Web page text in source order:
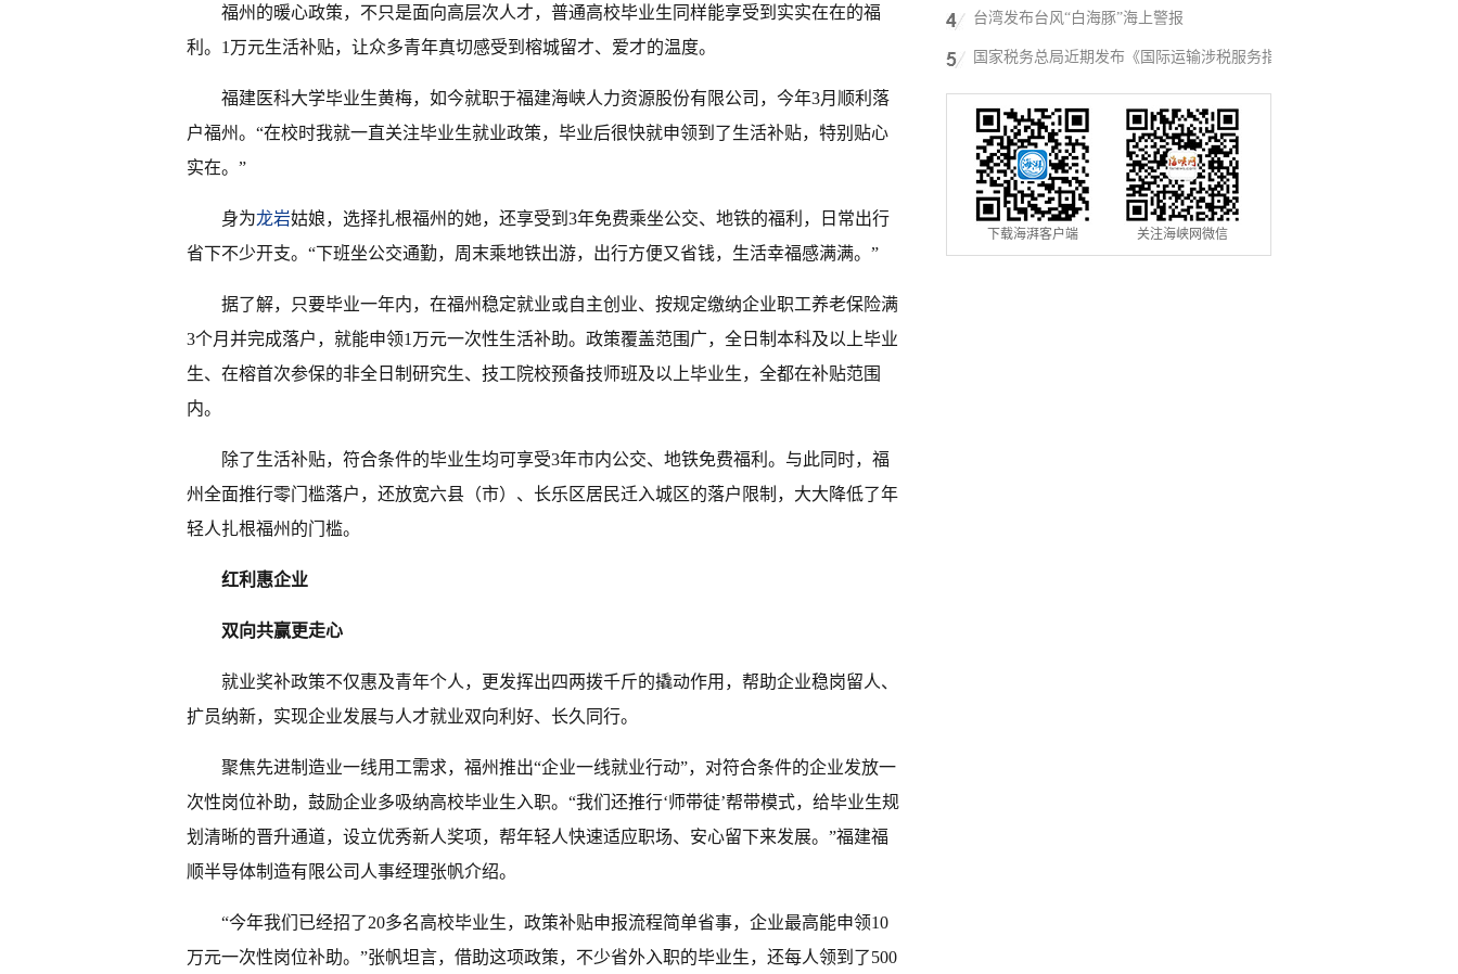
福州的暖心政策，不只是面向高层次人才，普通高校毕业生同样能享受到实实在在的福
利。1万元生活补贴，让众多青年真切感受到榕城留才、爱才的温度。
福建医科大学毕业生黄梅，如今就职于福建海峡人力资源股份有限公司，今年3月顺利落
户福州。“在校时我就一直关注毕业生就业政策，毕业后很快就申领到了生活补贴，特别贴心
实在。”
身为龙岩姑娘，选择扎根福州的她，还享受到3年免费乘坐公交、地铁的福利，日常出行
省下不少开支。“下班坐公交通勤，周末乘地铁出游，出行方便又省钱，生活幸福感满满。”
据了解，只要毕业一年内，在福州稳定就业或自主创业、按规定缴纳企业职工养老保险满
3个月并完成落户，就能申领1万元一次性生活补助。政策覆盖范围广，全日制本科及以上毕业
生、在榕首次参保的非全日制研究生、技工院校预备技师班及以上毕业生，全都在补贴范围
内。
除了生活补贴，符合条件的毕业生均可享受3年市内公交、地铁免费福利。与此同时，福
州全面推行零门槛落户，还放宽六县（市）、长乐区居民迁入城区的落户限制，大大降低了年
轻人扎根福州的门槛。
红利惠企业
双向共赢更走心
就业奖补政策不仅惠及青年个人，更发挥出四两拨千斤的撬动作用，帮助企业稳岗留人、
扩员纳新，实现企业发展与人才就业双向利好、长久同行。
聚焦先进制造业一线用工需求，福州推出“企业一线就业行动”，对符合条件的企业发放一
次性岗位补助，鼓励企业多吸纳高校毕业生入职。“我们还推行‘师带徒’帮带模式，给毕业生规
划清晰的晋升通道，设立优秀新人奖项，帮年轻人快速适应职场、安心留下来发展。”福建福
顺半导体制造有限公司人事经理张帆介绍。
“今年我们已经招了20多名高校毕业生，政策补贴申报流程简单省事，企业最高能申领10
万元一次性岗位补助。”张帆坦言，借助这项政策，不少省外入职的毕业生，还每人领到了500
展的心
台湾发布台风“白海豚”海上警报
国家税务总局近期发布《国际运输涉税服务指
引》
下载海湃客户端 关注海峡网微信